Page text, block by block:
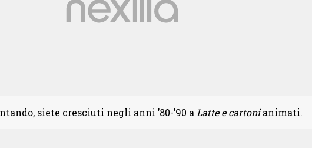
siete cresciuti negli anni ’80-’90 a Latte e cartonianimati.